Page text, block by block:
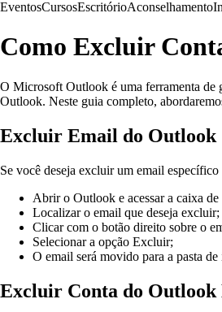
EventosCursosEscritórioAconselhamento
Como Excluir
O Microsoft Outlook é uma ferramenta de
Outlook. Neste guia completo,
Excluir Email do Outlook
Se você deseja excluir um email
Abrir o Outlook e acessar a caixa de
Localizar o email que deseja excluir;
Clicar com o botão direito sobre o
Selecionar a opção Excluir;
O email será movido para a pasta
Excluir Conta do